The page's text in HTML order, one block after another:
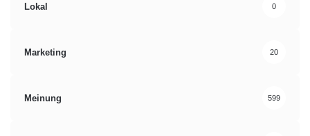
Lokal 0
Marketing 20
Meinung 599